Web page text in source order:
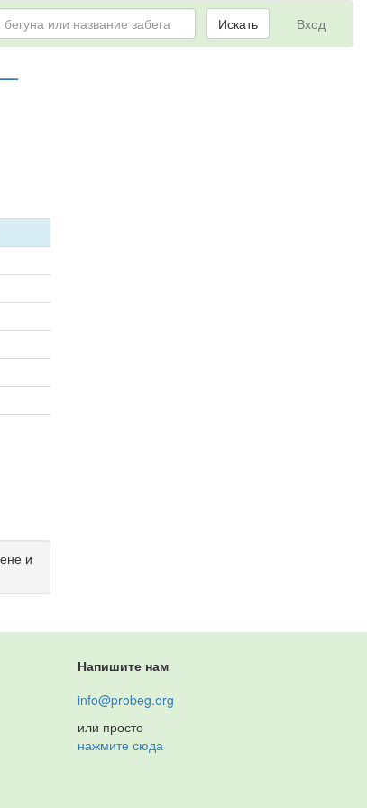
Вход
Искать
и
Напишите нам
info@probeg.org
или просто
нажмите сюда